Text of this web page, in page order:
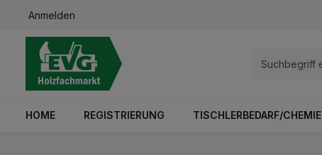
Zur Hauptnavigation springen
Anmelden
HOME REGISTRIERUNG TISCHLERBEDARF/CHEMIE